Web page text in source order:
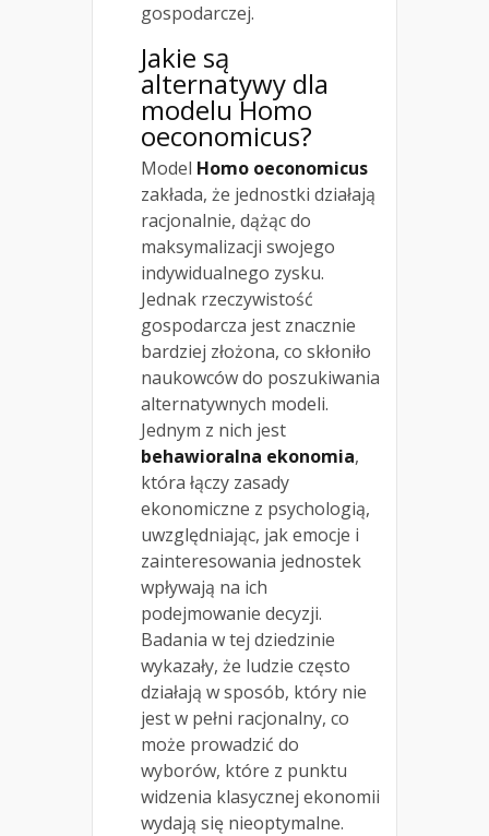
gospodarczej.
Jakie są
alternatywy dla
modelu Homo
oeconomicus?
Model Homo oeconomicus
zakłada, że jednostki działają
racjonalnie, dążąc do
maksymalizacji swojego
indywidualnego zysku.
Jednak rzeczywistość
gospodarcza jest znacznie
bardziej złożona, co skłoniło
naukowców do poszukiwania
alternatywnych modeli.
Jednym z nich jest
behawioralna ekonomia,
która łączy zasady
ekonomiczne z psychologią,
uwzględniając, jak emocje i
zainteresowania jednostek
wpływają na ich
podejmowanie decyzji.
Badania w tej dziedzinie
wykazały, że ludzie często
działają w sposób, który nie
jest w pełni racjonalny, co
może prowadzić do
wyborów, które z punktu
widzenia klasycznej ekonomii
wydają się nieoptymalne.